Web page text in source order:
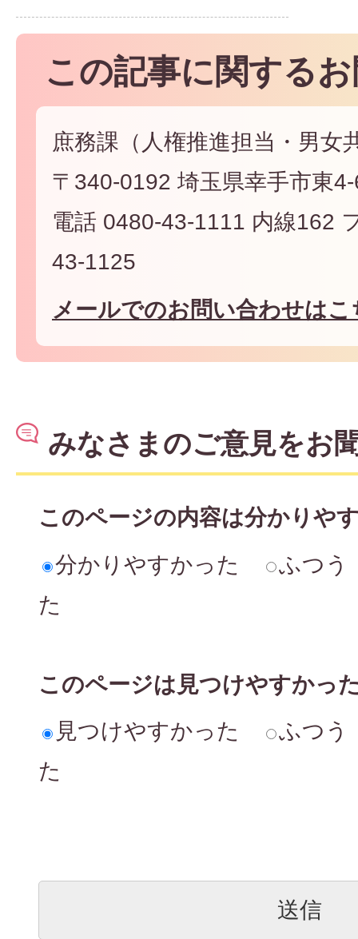
この記事に関する
庶務課（人権推進担当・男女
〒340-0192 埼玉県幸手市東
電話 0480-43-1111 内線162
43-1125
メールでのお問い合わせは
みなさまのご意見をお
このページの内容は分かりや
分かりやすかった
ふつう
た
このページは見つけやすかっ
見つけやすかった
ふつう
た